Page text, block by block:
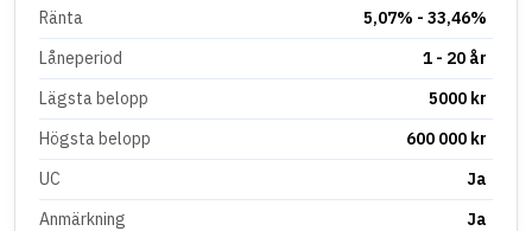
Ränta
5,07% - 33,46%
Låneperiod
1 - 20 år
Lägsta belopp
5000 kr
Högsta belopp
600 000 kr
UC
Ja
Anmärkning
Ja